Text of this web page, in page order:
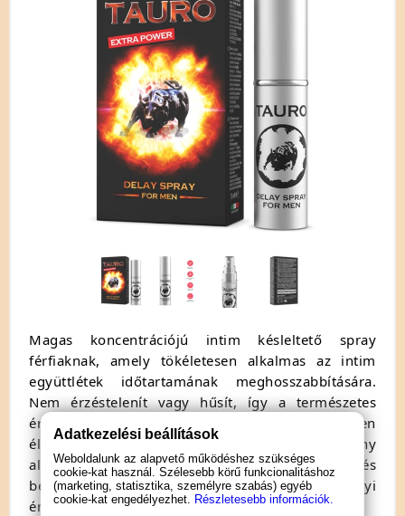
Magas koncentrációjú intim késleltető spray
férfiaknak, amely tökéletesen alkalmas az intim
együttlétek időtartamának meghosszabbítására.
Nem érzéstelenít vagy hűsít, így a természetes
érzetet nem befolyásolja, hogy teljes mértékben
élvezhesse. Teljesen természetes, gyógynövény
alapú termék, amely nem tartalmaz lidokaint és
benzokaint, valamint minden egyéb helyi
érzéstelenítőt.
Adatkezelési beállítások
Weboldalunk az alapvető működéshez szükséges
cookie-kat használ. Szélesebb körű funkcionalitáshoz
(marketing, statisztika, személyre szabás) egyéb
cookie-kat engedélyezhet. Részletesebb információk.